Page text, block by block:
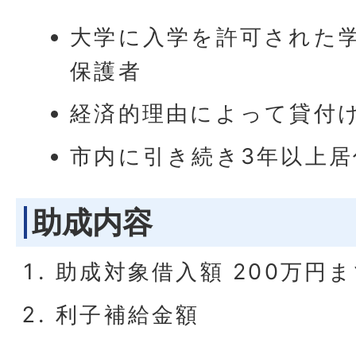
大学に入学を許可された
保護者
経済的理由によって貸付
市内に引き続き3年以上
助成内容
助成対象借入額 200万円
利子補給金額